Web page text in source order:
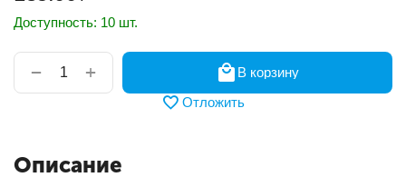
Доступность: 10 шт.
+
−
В корзину
Отложить
Описание